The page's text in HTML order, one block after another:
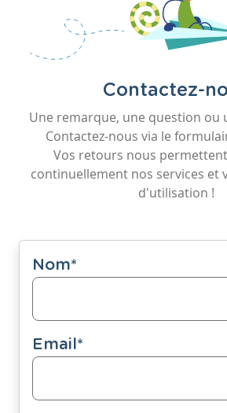
Contactez-
Une remarque, une question ou
Contactez-nous via le
Vos retours nous
continuellement nos services et
d'utilisation !
Nom*
Email*